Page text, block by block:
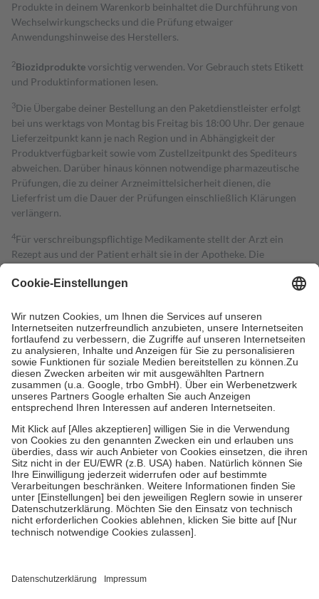
Produkte in deinem Warenkorb beinhaltet die Durchführung von
Wechselwirkungschecks und die Prüfung etwaiger
Anwendungshinweise des Herstellers.
2Biozidproduktevorsichtig verwenden. Vor Gebrauch stets Etikett
und Produktinformationen lesen.
3Die Übergabe deiner Bestellung an den Paketdienstleister erfolgt
bei uns werktags von Montag bis Freitag bis 18:00 Uhr. Der genaue
Lieferzeitpunkt kann je nach Region und in Abhängigkeit der
Produktverfügbarkeit sowie vom Zustellzeitpunkt des Spediteurs
abweichen. Darüber hinaus können notwendige pharmazeutische
Prüfungen, die zu deiner Arzneimittelsicherheit dienen, die
Lieferfrist um die Dauer der Prüfungen einschließlich Klärungen
verlängern.
4Für verschreibungspflichtige Medikamente stellt der Arzt ein
Rezept aus und der Patient erhält sie in der Apotheke. Die
Kosten dafür, der Versicherte trägt einen Teil davon als Zuzahlung
Grundsätzlich leisten Mitglieder Zuzahlungen in Höhe von zehn
Prozent des Abgabepreises,mindestensjedochfünf Euround
höchstens zehn Euro.Es sind jedoch nie mehr als die tatsächlichen
Kosten der Leistung zu entrichten.
Diese Regeln gelten grundsätzlich auch für Online-Apotheken.
Bei Heilmitteln und häuslicher Krankenpflege beträgt die
Zuzahlung zehn Prozent der Kosten sowie zehn Euro je
Um das Engagement der Versicherten für ihre eigene Gesundheit zu
stärken und die besondere Stellung der Familie zu unterstützen,
fallenkeine Zuzahlungen an bei:
• Kindern und Jugendlichen bis zum vollendeten 18. Lebensjahr
mit Ausnahme der Fahrkosten
• Untersuchungen zur Vorsorge und Früherkennung, die von der
GKV getragen werden
• empfohlenen Schutzimpfungen
Wir nutzen Trusted Shops als unabhängigen Dienstleister für die